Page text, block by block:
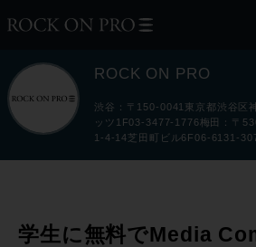
ROCK ON PRO
渋谷：〒150-0041東京都渋谷区
ッツ1F03-3477-1776梅田：〒
1-4-14芝田町ビル6F06-6131-
学生に無料でMedia